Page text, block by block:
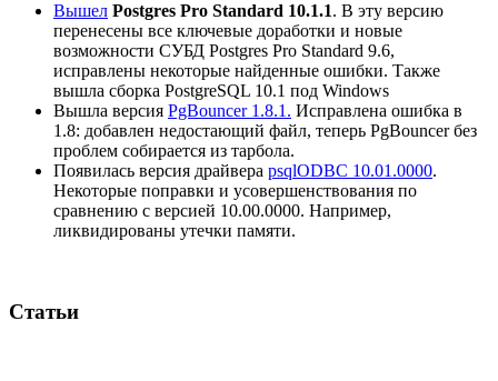
Вышел Postgres Pro Standard 10.1.1. В эту версию
перенесены все ключевые доработки и новые
возможности СУБД Postgres Pro Standard 9.6,
исправлены некоторые найденные ошибки. Также
вышла сборка PostgreSQL 10.1 под Windows
Вышла версия PgBouncer 1.8.1. Исправлена ошибка в
1.8: добавлен недостающий файл, теперь PgBouncer без
проблем собирается из тарбола.
Появилась версия драйвера psqlODBC 10.01.0000.
Некоторые поправки и усовершенствования по
сравнению с версией 10.00.0000. Например,
ликвидированы утечки памяти.
Статьи